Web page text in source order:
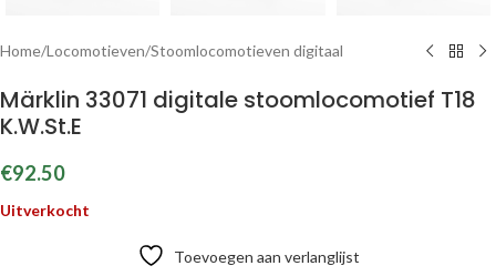
Home/Locomotieven/Stoomlocomotieven digitaal
Märklin 33071 digitale stoomlocomotief T18
K.W.St.E
€92.50
Uitverkocht
Toevoegen aan verlanglijst